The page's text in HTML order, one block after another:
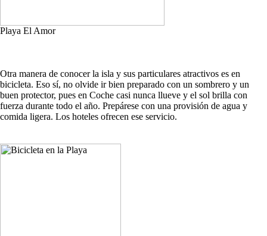
Playa El Amor
Otra manera de conocer la isla y sus particulares atractivos es en
bicicleta. Eso sí, no olvide ir bien preparado con un sombrero y un
buen protector, pues en Coche casi nunca llueve y el sol brilla con
fuerza durante todo el año. Prepárese con una provisión de agua y
comida ligera. Los hoteles ofrecen ese servicio.